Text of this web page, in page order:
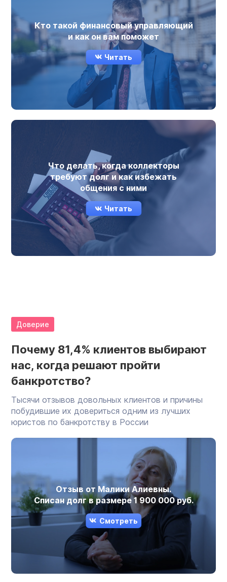
Кто такой финансовый управляющий
и как он вам поможет
Читать
Что делать, когда коллекторы
требуют долг и как избежать
общения с ними
Читать
Доверие
Почему 81,4% клиентов выбирают
нас, когда решают пройти
банкротство?
Тысячи отзывов довольных клиентов и причины
побудившие их довериться одним из лучших
юристов по банкротству в России
Отзыв от Малики Алиевны.
Списан долг в размере 1 900 000 руб.
Смотреть